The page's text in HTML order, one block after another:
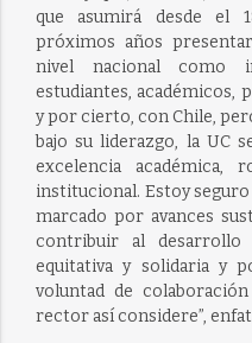
que asumirá desde el
próximos años
nivel nacional como
estudiantes, académicos,
y por cierto, con Chile,
bajo su liderazgo, la UC
excelencia académica,
institucional. Estoy
marcado por avances
contribuir al desarrollo
equitativa y solidaria y
voluntad de
rector así considere”,